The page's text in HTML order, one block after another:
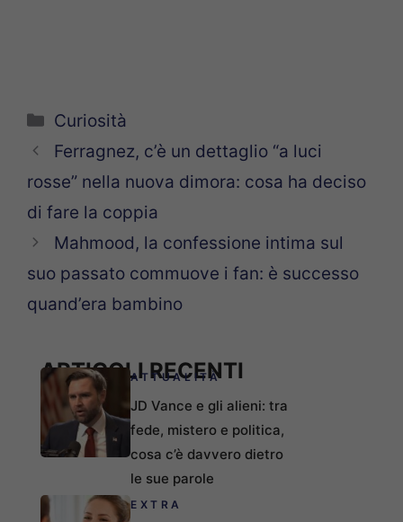
Categorie
Curiosità
Ferragnez, c’è un dettaglio “a luci
rosse” nella nuova dimora: cosa ha deciso
di fare la coppia
Mahmood, la confessione intima sul
suo passato commuove i fan: è successo
quand’era bambino
ARTICOLI RECENTI
ATTUALITÀ
JD Vance e gli alieni: tra
fede, mistero e politica,
cosa c’è davvero dietro
le sue parole
EXTRA